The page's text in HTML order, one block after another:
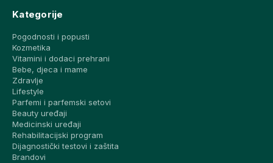
Kategorije
Pogodnosti i popusti
Kozmetika
Vitamini i dodaci prehrani
Bebe, djeca i mame
Zdravlje
Lifestyle
Parfemi i parfemski setovi
Beauty uređaji
Medicinski uređaji
Rehabilitacijski program
Dijagnostički testovi i zaštita
Brandovi